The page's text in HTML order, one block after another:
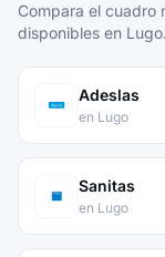
Compara el cuadro
disponibles en Lugo.
Adeslas
en Lugo
Sanitas
en Lugo